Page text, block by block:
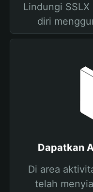
Lindungi
diri
Dapatkan
Di area
telah